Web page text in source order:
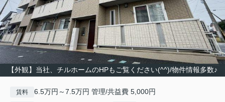
【外観】当社、チルホームのHPもご覧ください(^^)/物件情報多数♪
賃料 6.5万円～7.5万円 管理/共益費 5,000円